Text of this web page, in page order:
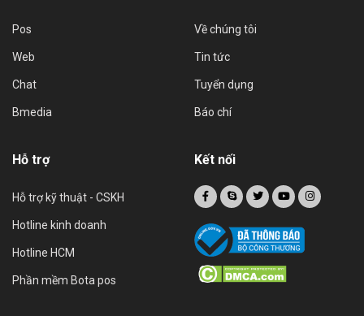
Pos
Web
Chat
Bmedia
Về chúng tôi
Tin tức
Tuyển dụng
Báo chí
Hỗ trợ
Hỗ trợ kỹ thuật - CSKH
Hotline kinh doanh
Hotline HCM
Phần mềm Bota pos
Kết nối